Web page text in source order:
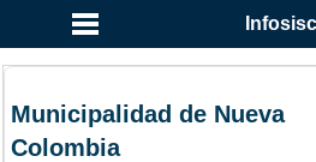
Municipalidad de Nueva
Colombia